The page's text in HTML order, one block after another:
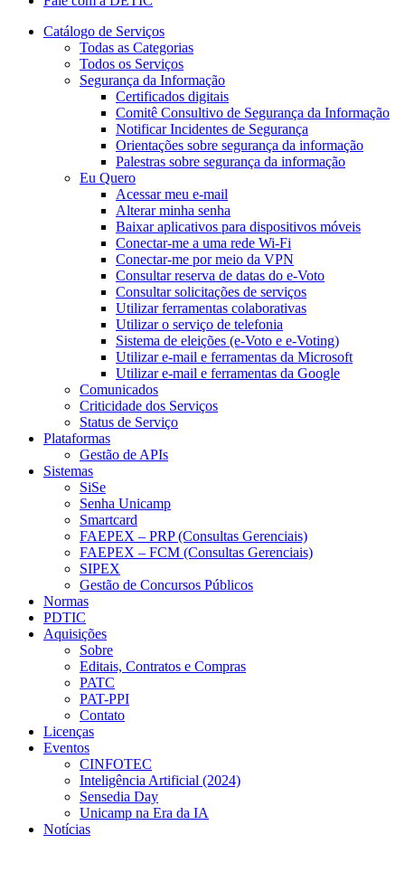
Catálogo de Serviços
Todas as Categorias
Todos os Serviços
Segurança da Informação
Certificados digitais
Comitê Consultivo de Segurança da Informação
Notificar Incidentes de Segurança
Orientações sobre segurança da informação
Palestras sobre segurança da informação
Eu Quero
Acessar meu e-mail
Alterar minha senha
Baixar aplicativos para dispositivos móveis
Conectar-me a uma rede Wi-Fi
Conectar-me por meio da VPN
Consultar reserva de datas do e-Voto
Consultar solicitações de serviços
Utilizar ferramentas colaborativas
Utilizar o serviço de telefonia
Sistema de eleições (e-Voto e e-Voting)
Utilizar e-mail e ferramentas da Microsoft
Utilizar e-mail e ferramentas da Google
Comunicados
Criticidade dos Serviços
Status de Serviço
Plataformas
Gestão de APIs
Sistemas
SiSe
Senha Unicamp
Smartcard
FAEPEX – PRP (Consultas Gerenciais)
FAEPEX – FCM (Consultas Gerenciais)
SIPEX
Gestão de Concursos Públicos
Normas
PDTIC
Aquisições
Sobre
Editais, Contratos e Compras
PATC
PAT-PPI
Contato
Licenças
Eventos
CINFOTEC
Inteligência Artificial (2024)
Sensedia Day
Unicamp na Era da IA
Notícias